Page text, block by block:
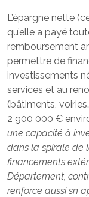
L’épargne nette
qu’elle a payé
remboursement
permettre de
investissements
services et au
(bâtiments,
2 900 000 €
une capacité à
dans la spirale de
financements
Département,
renforce aussi sn